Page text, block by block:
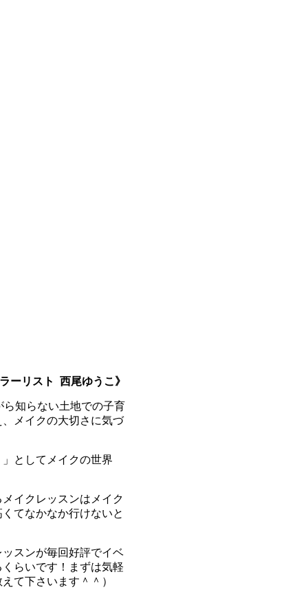
ーリスト 西尾ゆうこ》
知らない土地での子育
メイクの大切さに気づ
としてメイクの世界
イクレッスンはメイク
てなかなか行けないと
スンが毎回好評でイベ
らいです！まずは気軽
て下さいます＾＾）